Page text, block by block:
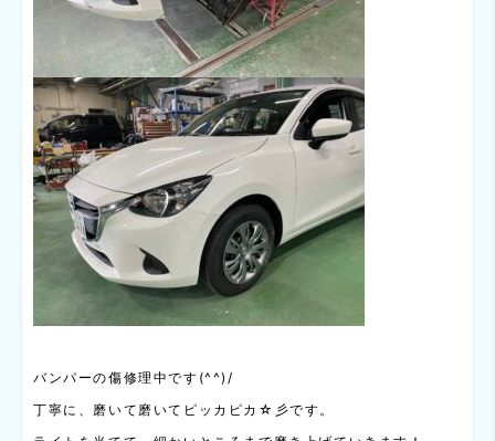
バンパーの傷修理中です(^^)/
丁寧に、磨いて磨いてピッカピカ☆彡です。